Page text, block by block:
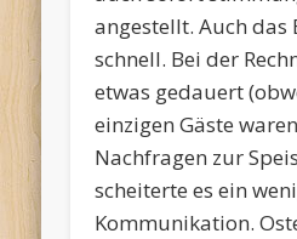
angestellt. Auch das
schnell. Bei der
etwas gedauert
einzigen Gäste
Nachfragen zur
scheiterte es ein
Kommunikation.